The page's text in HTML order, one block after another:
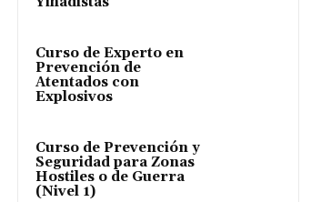
Curso de Experto en
Prevención de
Atentados con
Explosivos
Curso de Prevención y
Seguridad para Zonas
Hostiles o de Guerra
(Nivel 1)